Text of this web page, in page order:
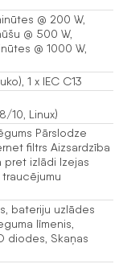
@ 200 W,
@ 500 W,
@ 1000 W,
1 x IEC C13
10, Linux)
Pārslodze
filtrs Aizsardzība
pret izlādi Izejas
traucējumu
bateriju uzlādes
līmenis,
diodes, Skaņas